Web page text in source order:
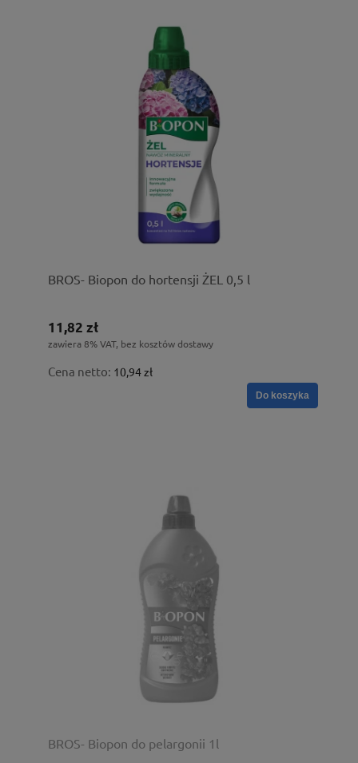
BROS- Biopon do hortensji ŻEL 0,5 l
11,82 zł
zawiera 8% VAT, bez kosztów dostawy
Cena netto: 10,94 zł
Do koszyka
BROS- Biopon do pelargonii 1l